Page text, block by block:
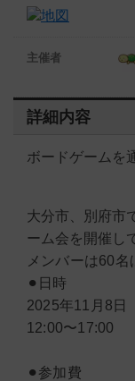
主催者
詳細内容
ボードゲームを
大分市、別府市
ーム会を開催し
メンバーは60名
⚫︎日時
2025年11月8日
12:00〜17:00
⚫︎参加費